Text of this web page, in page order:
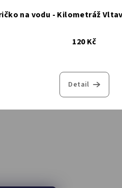
na vodu - Kilometráž
120 Kč
Detail